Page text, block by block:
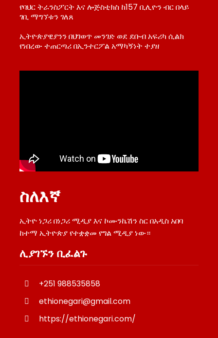
የባህር ትራንስፖርት እና ሎጅስቲክስ ከ157 ቢሊዮን ብር በላይ
ገቢ ማግኘቱን ገለጸ
ኢትዮጵያዊያንን በህገወጥ መንገድ ወደ ደቡብ አፍሪካ ሲልክ
የነበረው ተጠርጣሪ በኢንተርፖል አማካኝነት ተያዘ
ስለእኛ
ኢትዮ ነጋሪ በነጋሪ ሚዲያ እና ኮሙንኬሽን ስር በአዲስ አበባ
ከተማ ኢትዮጵያ የተቋቋመ የግል ሚዲያ ነው።
ሊያገኙን ቢፈልጉ
+251 988535858
ethionegari@gmail.com
https://ethionegari.com/